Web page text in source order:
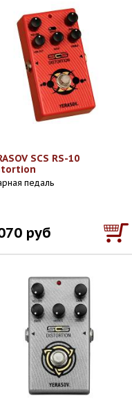
SCS RS-10
педаль
руб